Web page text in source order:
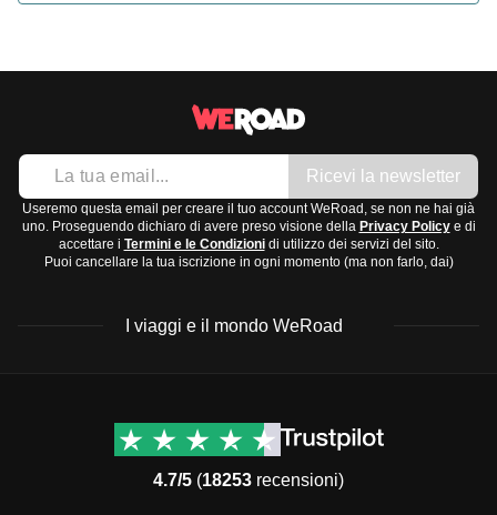
Ricevi la newsletter
Useremo questa email per creare il tuo account WeRoad, se non ne hai già
uno. Proseguendo dichiaro di avere preso visione della Privacy Policye di
accettare i Termini e le Condizionidi utilizzo dei servizi del sito.
Puoi cancellare la tua iscrizione in ogni momento (ma non farlo, dai)
I viaggi e il mondo WeRoad
Viaggi di gruppo Nord
Viaggi di gruppo Centro
Contatti
Termini e condizioni
4.7/5 (18253 recensioni)